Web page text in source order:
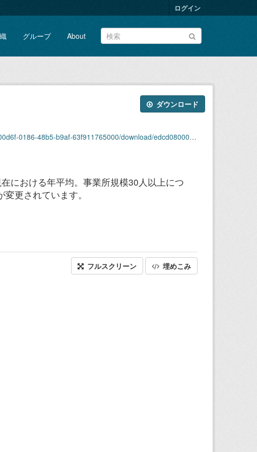
ログイン
グループ About
ダウンロード
48b5-b9af-63f911765000/download/edcd08000_s62.xls
における年平均。事業所規模30人以上につ
更されています。
フルスクリーン 埋めこみ